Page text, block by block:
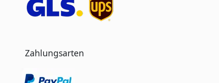
Zahlungsarten